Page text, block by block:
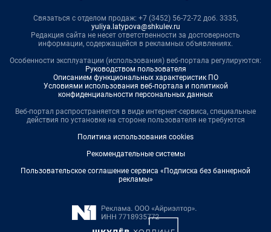
Связаться с отделом продаж: +7 (3452) 56-72-72 доб. 3335,
yuliya.latypova@shkulev.ru
Редакция сайта не несет ответственности за достоверность
информации, содержащейся в рекламных объявлениях.
Особенности эксплуатации (использования) веб-портала регулируются:
Руководством пользователя
Описанием функциональных характеристик ПО
Условиями использования веб-портала и политикой
конфиденциальности персональных данных
Веб-портал распространяется в виде интернет-сервиса, специальные
действия по установке на стороне пользователя не требуются
Политика использования cookies
Рекомендательные системы
Пользовательское соглашение сервиса «Подписка без баннерной
рекламы»